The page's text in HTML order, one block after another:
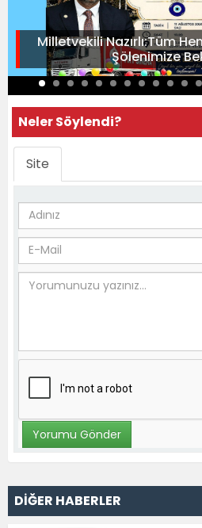
Milletvekili Nazırlı:Tüm
Şölenimize
Neler Söylendi?
Site
DİĞER HABERLER